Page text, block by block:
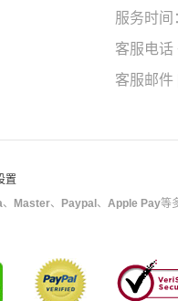
服务时间
客服电话
客服邮件
置
、 Master、 Paypal 、 Apple Pay等